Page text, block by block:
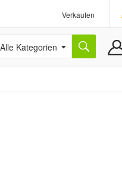
Verkaufen
Alle Kategorien